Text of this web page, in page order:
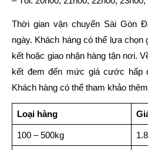
Thời gian vận chuyển Sài Gòn
ngày. Khách hàng có thể lựa chọn
kết hoặc giao nhận hàng tận nơi.
kết đem đến mức giá cước hấp
Khách hàng có thể tham khảo
Loại hàng
100 – 500kg